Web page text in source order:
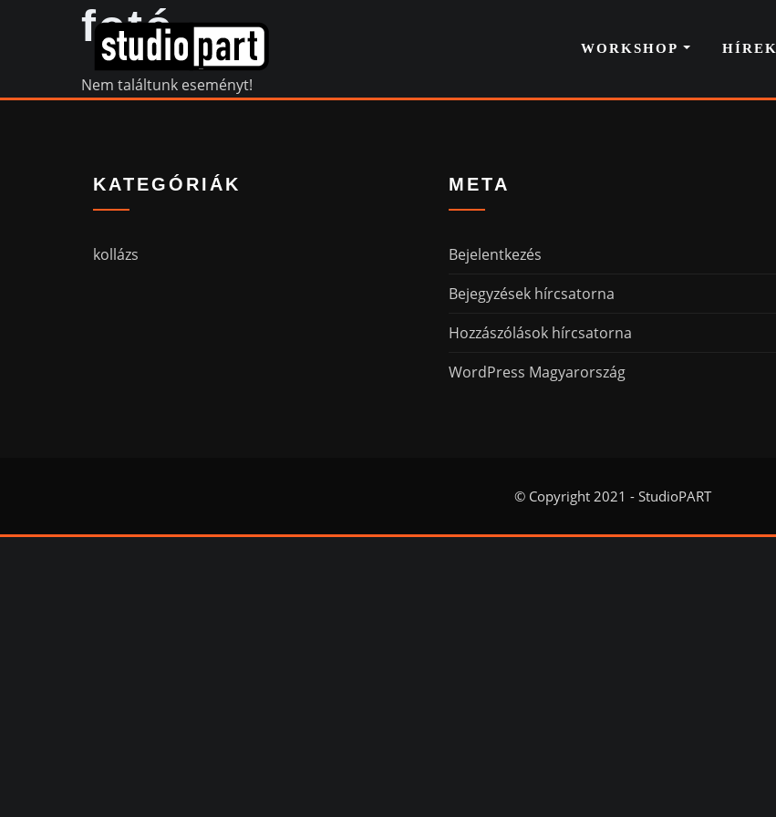
WORKSHOP HÍREK
fotó
Nem találtunk eseményt!
KATEGÓRIÁK
kollázs
META
Bejelentkezés
Bejegyzések hírcsatorna
Hozzászólások hírcsatorna
WordPress Magyarország
© Copyright 2021 - StudioPART